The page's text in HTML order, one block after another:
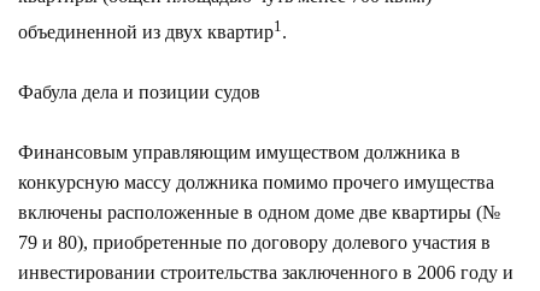
объединенной из двух квартир1.
Фабула дела и позиции судов
Финансовым управляющим имуществом должника в
конкурсную массу должника помимо прочего имущества
включены расположенные в одном доме две квартиры (№
79 и 80), приобретенные по договору долевого участия в
инвестировании строительства заключенного в 2006 году и